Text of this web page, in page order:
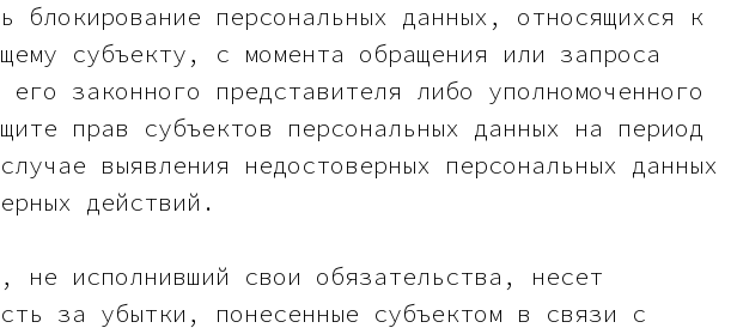
блокирование персональных данных, относящихся к
субъекту, с момента обращения или запроса
его законного представителя либо уполномоченного
прав субъектов персональных данных на период
выявления недостоверных персональных данных
действий.
не исполнивший свои обязательства, несет
за убытки, понесенные субъектом в связи с